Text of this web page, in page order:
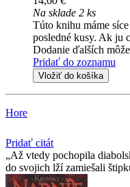
Na sklade 2 ks
Túto knihu máme
posledné kusy. Ak ju
Dodanie ďalších
Pridať do zoznamu
Vložiť do košíka
Hore
Pridať citát
Až vtedy pochopila
do svojich lží zamiešali